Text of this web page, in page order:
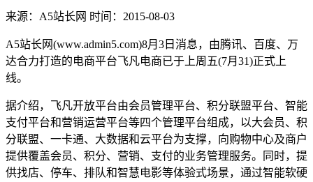
来源： A5站长网 时间：2015-08-03
A5站长网(www.admin5.com)8月 3 日消息，由腾讯、百度、万
达合力打造的电商平台飞凡电商已于上周五(7月 31)正式上
线。
据介绍，飞凡开放平台由会员管理平台、积分联盟平台、智能
支付平台和营销运营平台等四个管理平台组成，以大会员、积
分联盟、一卡通、大数据和云平台为支撑，向购物中心及商户
提供覆盖会员、积分、营销、支付的业务管理服务。同时，提
供找店、停车、排队和智慧电影等体验式场景，通过智能软硬